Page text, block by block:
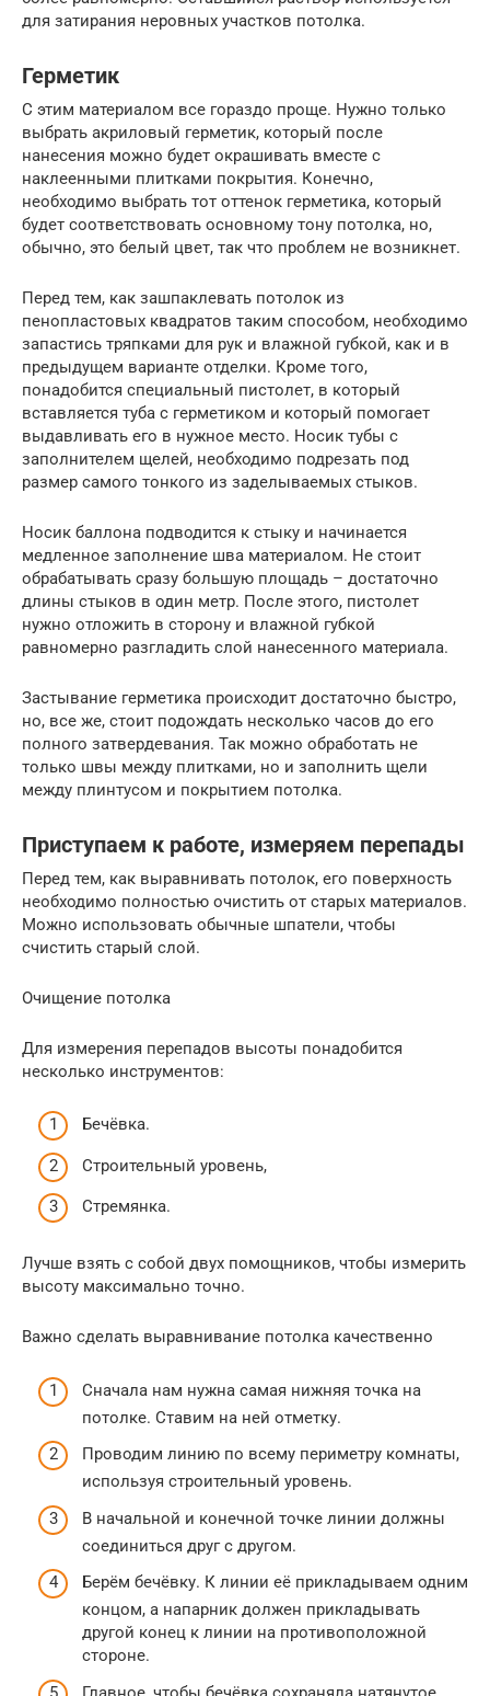
для затирания неровных участков потолка.
Герметик
С этим материалом все гораздо проще. Нужно только
выбрать акриловый герметик, который после
нанесения можно будет окрашивать вместе с
наклеенными плитками покрытия. Конечно,
необходимо выбрать тот оттенок герметика, который
будет соответствовать основному тону потолка, но,
обычно, это белый цвет, так что проблем не возникнет.
Перед тем, как зашпаклевать потолок из
пенопластовых квадратов таким способом, необходимо
запастись тряпками для рук и влажной губкой, как и в
предыдущем варианте отделки. Кроме того,
понадобится специальный пистолет, в который
вставляется туба с герметиком и который помогает
выдавливать его в нужное место. Носик тубы с
заполнителем щелей, необходимо подрезать под
размер самого тонкого из заделываемых стыков.
Носик баллона подводится к стыку и начинается
медленное заполнение шва материалом. Не стоит
обрабатывать сразу большую площадь – достаточно
длины стыков в один метр. После этого, пистолет
нужно отложить в сторону и влажной губкой
равномерно разгладить слой нанесенного материала.
Застывание герметика происходит достаточно быстро,
но, все же, стоит подождать несколько часов до его
полного затвердевания. Так можно обработать не
только швы между плитками, но и заполнить щели
между плинтусом и покрытием потолка.
Приступаем к работе, измеряем перепады
Перед тем, как выравнивать потолок, его поверхность
необходимо полностью очистить от старых материалов.
Можно использовать обычные шпатели, чтобы
счистить старый слой.
Очищение потолка
Для измерения перепадов высоты понадобится
несколько инструментов:
Бечёвка.
Строительный уровень,
Стремянка.
Лучше взять с собой двух помощников, чтобы измерить
высоту максимально точно.
Важно сделать выравнивание потолка качественно
Сначала нам нужна самая нижняя точка на
потолке. Ставим на ней отметку.
Проводим линию по всему периметру комнаты,
используя строительный уровень.
В начальной и конечной точке линии должны
соединиться друг с другом.
Берём бечёвку. К линии её прикладываем одним
концом, а напарник должен прикладывать
другой конец к линии на противоположной
стороне.